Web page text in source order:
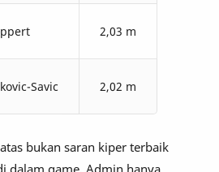
2,03 m
Savic 2,02 m
bukan saran kiper terbaik